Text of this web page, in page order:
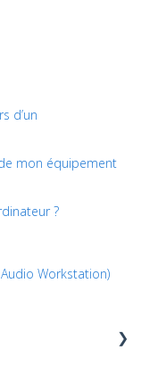
d’un
mon équipement
?
Workstation)